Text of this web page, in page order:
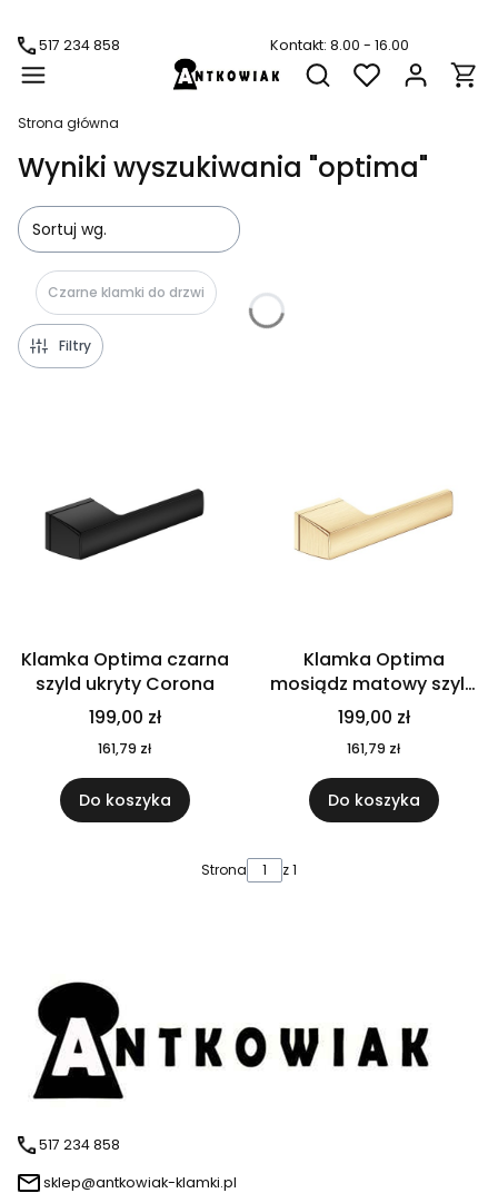
517 234 858 Kontakt: 8.00 - 16.00
Otwórz wyszukiwarkę
Strona główna
Wyniki wyszukiwania "optima"
Sortuj wg.
Czarne klamki do drzwi
Filtry
Klamka Optima czarna
szyld ukryty Corona
199,00 zł
161,79 zł
Do koszyka
Klamka Optima
mosiądz matowy szyld
ukryty Corona
199,00 zł
161,79 zł
Do koszyka
Strona z 1
517 234 858
sklep@antkowiak-klamki.pl